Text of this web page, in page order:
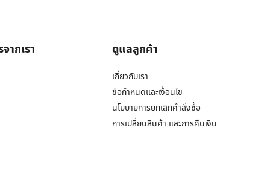
ากเรา ดูแลลูกค้า
เกี่ยวกับเรา
ข้อกำหนดและเงื่อนไข
นโยบายการยกเลิกคำสั่งซื้อ
การเปลี่ยนสินค้า และการคืนเงิน